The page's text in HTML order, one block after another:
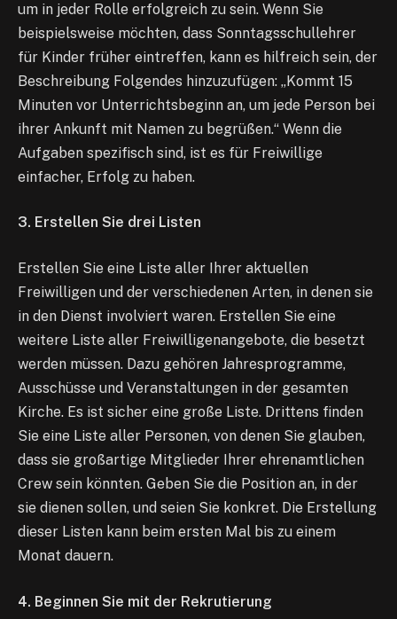
um in jeder Rolle erfolgreich zu sein. Wenn Sie
beispielsweise möchten, dass Sonntagsschullehrer
für Kinder früher eintreffen, kann es hilfreich sein, der
Beschreibung Folgendes hinzuzufügen: „Kommt 15
Minuten vor Unterrichtsbeginn an, um jede Person bei
ihrer Ankunft mit Namen zu begrüßen.“ Wenn die
Aufgaben spezifisch sind, ist es für Freiwillige
einfacher, Erfolg zu haben.
3. Erstellen Sie drei Listen
Erstellen Sie eine Liste aller Ihrer aktuellen
Freiwilligen und der verschiedenen Arten, in denen sie
in den Dienst involviert waren. Erstellen Sie eine
weitere Liste aller Freiwilligenangebote, die besetzt
werden müssen. Dazu gehören Jahresprogramme,
Ausschüsse und Veranstaltungen in der gesamten
Kirche. Es ist sicher eine große Liste. Drittens finden
Sie eine Liste aller Personen, von denen Sie glauben,
dass sie großartige Mitglieder Ihrer ehrenamtlichen
Crew sein könnten. Geben Sie die Position an, in der
sie dienen sollen, und seien Sie konkret. Die Erstellung
dieser Listen kann beim ersten Mal bis zu einem
Monat dauern.
4. Beginnen Sie mit der Rekrutierung